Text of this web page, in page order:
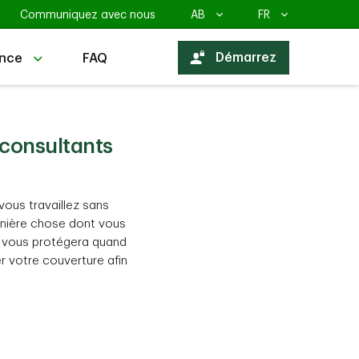
Communiquez avec nous selectionner la province
AB selectionner la
FR
FAQ secureDémarrez
travaillez sans
chose dont vous
protégera quand
votre couverture afin